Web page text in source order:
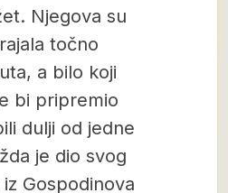
Njegova su
točno
a bilo koji
bi pripremio
dulji od jedne
je dio svog
Gospodinova